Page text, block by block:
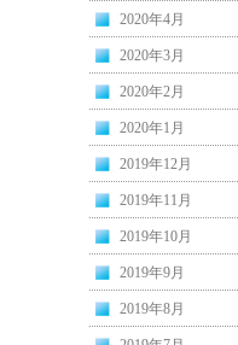
2020年4月
2020年3月
2020年2月
2020年1月
2019年12月
2019年11月
2019年10月
2019年9月
2019年8月